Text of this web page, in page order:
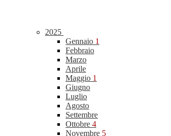
2025
Gennaio 1
Febbraio
Marzo
Aprile
Maggio 1
Giugno
Luglio
Agosto
Settembre
Ottobre 4
Novembre 5